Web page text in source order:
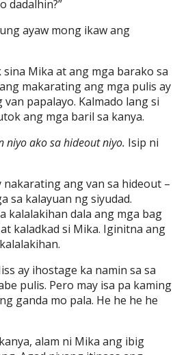
dadalhin?”
ayaw mong ikaw ang
Mika at ang mga barako sa
makarating ang mga pulis ay
papalayo. Kalmado lang si
ang mga baril sa kanya.
niyo ako sa hideout niyo. Isip ni
nakarating ang van sa hideout –
sa kalayuan ng siyudad.
kalalakihan dala ang mga bag
kaladkad si Mika. Iginitna ang
ay ihostage ka namin sa sa
pulis. Pero may isa pa kaming
ganda mo pala. He he he he
alam ni Mika ang ibig